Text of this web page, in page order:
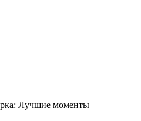
Лучшие моменты